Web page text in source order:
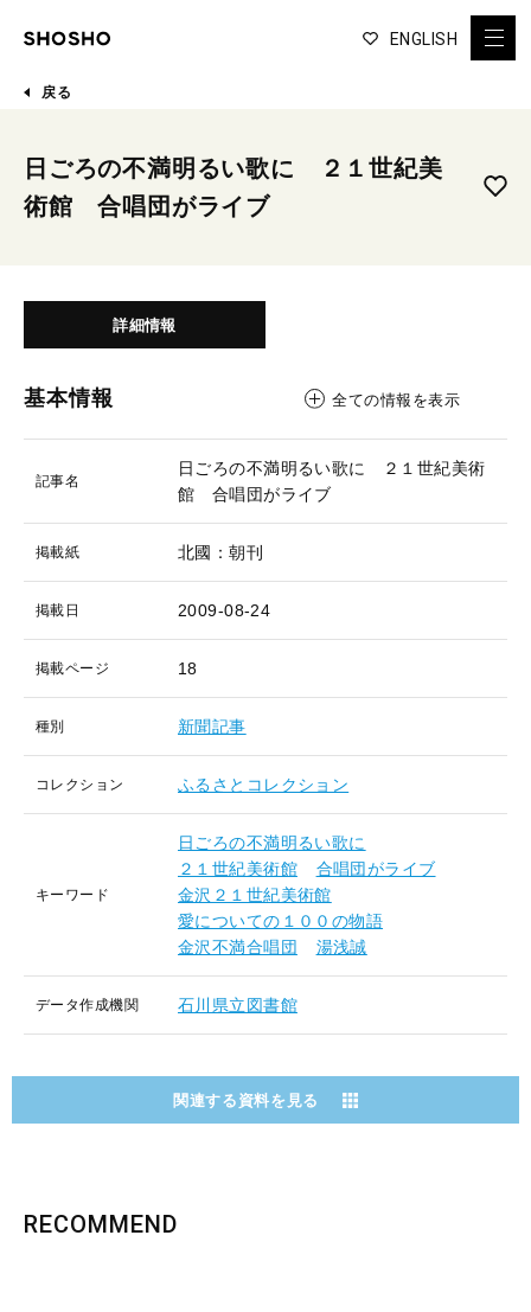
ENGLISH
戻る
日ごろの不満明るい歌に ２１世紀美
術館 合唱団がライブ
詳細情報
基本情報 全ての情報を表示
記事名
日ごろの不満明るい歌に ２１世紀美術
館 合唱団がライブ
掲載紙 北國：朝刊
掲載日 2009-08-24
掲載ページ 18
種別 新聞記事
コレクション ふるさとコレクション
キーワード
日ごろの不満明るい歌に
２１世紀美術館
合唱団がライブ
金沢２１世紀美術館
愛についての１００の物語
金沢不満合唱団
湯浅誠
データ作成機関 石川県立図書館
関連する資料を見る
RECOMMEND